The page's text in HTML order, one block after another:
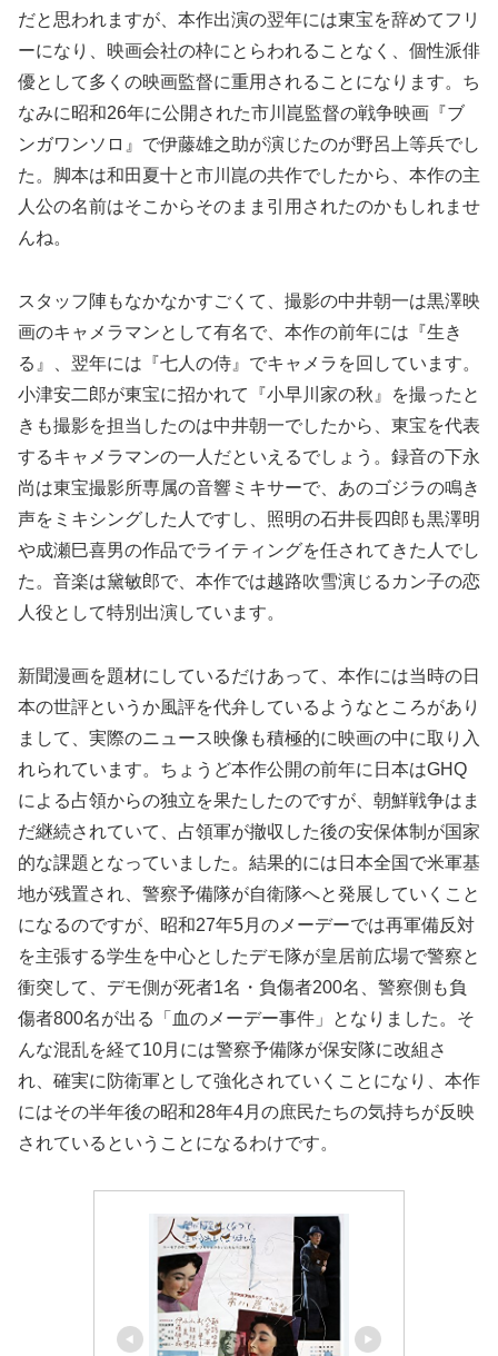
だと思われますが、本作出演の翌年には東宝を辞めてフリ
ーになり、映画会社の枠にとらわれることなく、個性派俳
優として多くの映画監督に重用されることになります。ち
なみに昭和26年に公開された市川崑監督の戦争映画『ブ
ンガワンソロ』で伊藤雄之助が演じたのが野呂上等兵でし
た。脚本は和田夏十と市川崑の共作でしたから、本作の主
人公の名前はそこからそのまま引用されたのかもしれませ
んね。
スタッフ陣もなかなかすごくて、撮影の中井朝一は黒澤映
画のキャメラマンとして有名で、本作の前年には『生き
る』、翌年には『七人の侍』でキャメラを回しています。
小津安二郎が東宝に招かれて『小早川家の秋』を撮ったと
きも撮影を担当したのは中井朝一でしたから、東宝を代表
するキャメラマンの一人だといえるでしょう。録音の下永
尚は東宝撮影所専属の音響ミキサーで、あのゴジラの鳴き
声をミキシングした人ですし、照明の石井長四郎も黒澤明
や成瀬巳喜男の作品でライティングを任されてきた人でし
た。音楽は黛敏郎で、本作では越路吹雪演じるカン子の恋
人役として特別出演しています。
新聞漫画を題材にしているだけあって、本作には当時の日
本の世評というか風評を代弁しているようなところがあり
まして、実際のニュース映像も積極的に映画の中に取り入
れられています。ちょうど本作公開の前年に日本はGHQ
による占領からの独立を果たしたのですが、朝鮮戦争はま
だ継続されていて、占領軍が撤収した後の安保体制が国家
的な課題となっていました。結果的には日本全国で米軍基
地が残置され、警察予備隊が自衛隊へと発展していくこと
になるのですが、昭和27年5月のメーデーでは再軍備反対
を主張する学生を中心としたデモ隊が皇居前広場で警察と
衝突して、デモ側が死者1名・負傷者200名、警察側も負
傷者800名が出る「血のメーデー事件」となりました。そ
んな混乱を経て10月には警察予備隊が保安隊に改組さ
れ、確実に防衛軍として強化されていくことになり、本作
にはその半年後の昭和28年4月の庶民たちの気持ちが反映
されているということになるわけです。